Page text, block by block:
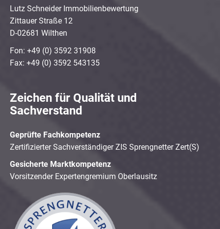
Lutz Schneider Immobilienbewertung
Zittauer Straße 12
D-02681 Wilthen
Fon: +49 (0) 3592 31908
Fax: +49 (0) 3592 543135
Zeichen für Qualität und
Sachverstand
Geprüfte Fachkompetenz
Zertifizierter Sachverständiger ZIS Sprengnetter Zert(S)
Gesicherte Marktkompetenz
Vorsitzender Expertengremium Oberlausitz